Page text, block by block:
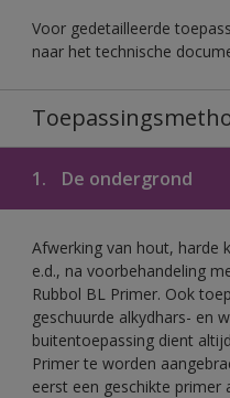
Voor gedetailleerde
naar het technische
1. De ondergrond
Afwerking van hout, harde
e.d., na voorbehandeling
Rubbol BL Primer. Ook
geschuurde alkydhars- en
buitentoepassing dient
Primer te worden
eerst een geschikte primer